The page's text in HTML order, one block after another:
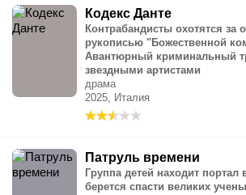
Кодекс Данте
Контрабандисты охотятся за
рукописью "Божественной
Авантюрный криминальный
звездными артистами
драма
2025, Италия
Патруль времени
Группа детей находит
берется спасти великих